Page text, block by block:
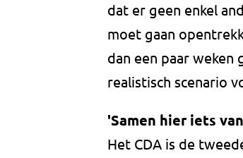
dat er geen enkel
moet gaan
dan een paar
realistisch scenario
'Samen hier iets
Het CDA is de